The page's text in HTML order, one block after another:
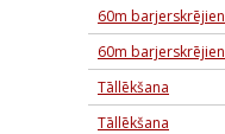
60m
60m
Tāllēkšana
Tāllēkšana